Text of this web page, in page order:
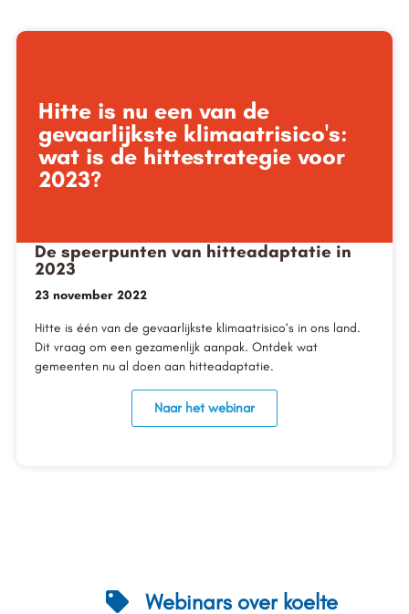
Hitte is nu een van de
gevaarlijkste klimaatrisico's:
wat is de hittestrategie voor
2023?
De speerpunten van hitteadaptatie in
2023
23 november 2022
Hitte is één van de gevaarlijkste klimaatrisico’s in ons land.
Dit vraag om een gezamenlijk aanpak. Ontdek wat
gemeenten nu al doen aan hitteadaptatie.
Naar het webinar
Webinars over koelte